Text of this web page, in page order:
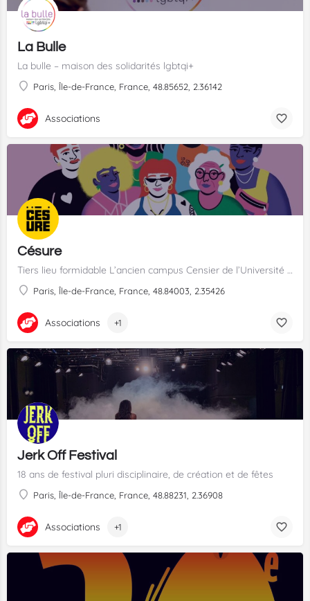
La Bulle
La bulle – maison des solidarités lgbtqi+
Paris, Île-de-France, France, 48.85652, 2.36142
Associations
Césure
Tiers lieu formidable L’ancien campus Censier de l’Université Sorbonne-Nouvelle devient Césure pour quatre…
Paris, Île-de-France, France, 48.84003, 2.35426
Associations +1
Jerk Off Festival
18 ans de festival pluri disciplinaire, de création et de fêtes
Paris, Île-de-France, France, 48.88231, 2.36908
Associations +1